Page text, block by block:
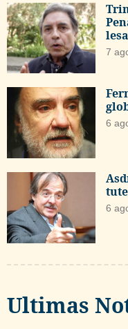
7
6
6
Ultimas